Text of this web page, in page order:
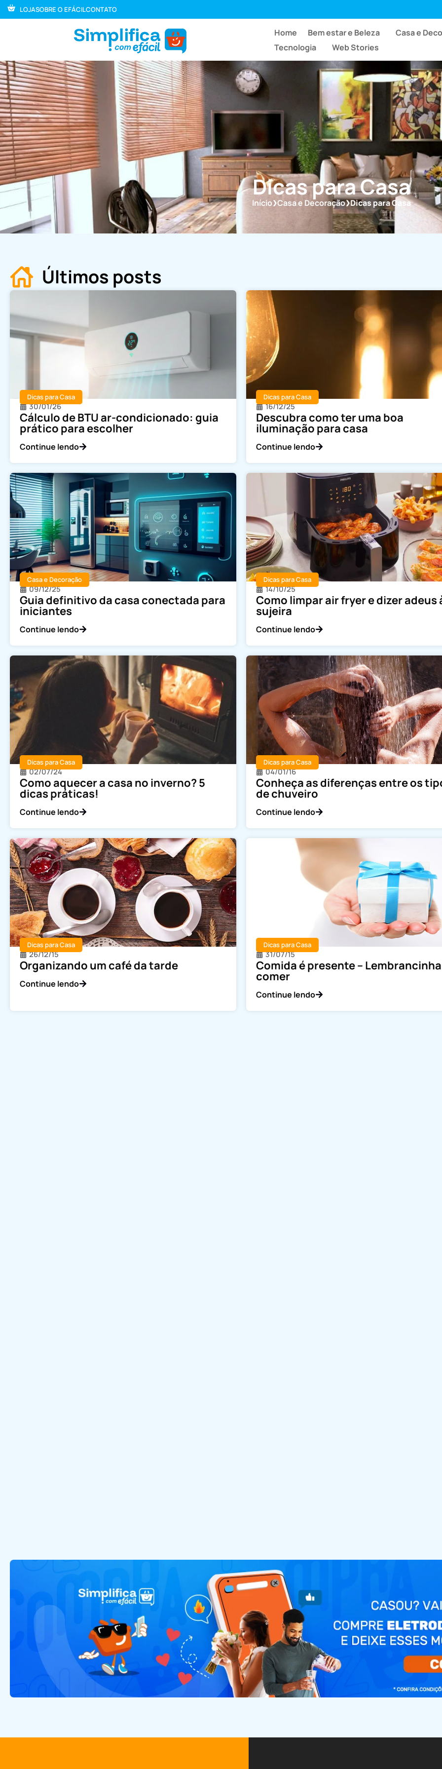
LOJASOBRE O EFÁCILCONTATO
Home Bem estar e Beleza
Casa e
Tecnologia
Web Stories
Dicas para Casa
Início❯Casa e Decoração❯Dicas para Casa
Últimos posts
Dicas para Casa
30/01/26
Cálculo de BTU ar-condicionado: guia
prático para escolher
Continue lendo
Dicas para Casa
16/12/25
Descubra como ter uma boa
iluminação para casa
Continue lendo
Casa e Decoração
09/12/25
Guia definitivo da casa conectada para
iniciantes
Continue lendo
Dicas para Casa
14/10/25
Como limpar air fryer e dizer adeus
sujeira
Continue lendo
Dicas para Casa
02/07/24
Como aquecer a casa no inverno? 5
dicas práticas!
Continue lendo
Dicas para Casa
04/01/16
Conheça as diferenças entre os
de chuveiro
Continue lendo
Dicas para Casa
26/12/15
Organizando um café da tarde
Continue lendo
Dicas para Casa
31/07/15
Comida é presente –
comer
Continue lendo